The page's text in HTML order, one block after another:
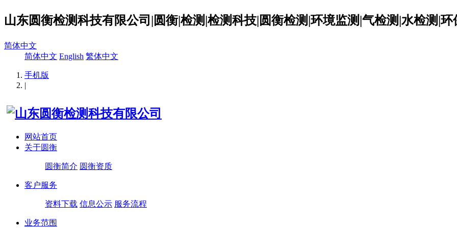
山东圆衡检测科技有限公司|圆衡|检测|检测科技|圆衡检测|环境监测|气检测|水检测|环
简体中文
简体中文 English 繁体中文
手机版
|
网站首页
关于圆衡
圆衡简介 圆衡资质
客户服务
资料下载 信息公示 服务流程
业务范围